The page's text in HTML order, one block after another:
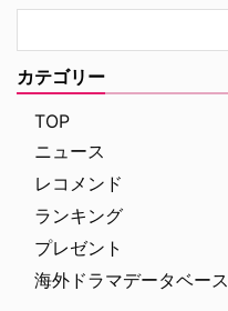
カテゴリー
TOP
ニュース
レコメンド
ランキング
プレゼント
海外ドラマデータベース